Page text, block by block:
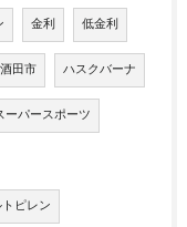
金利 低金利
酒田市 ハスクバーナ
ーパースポーツ
ピレン